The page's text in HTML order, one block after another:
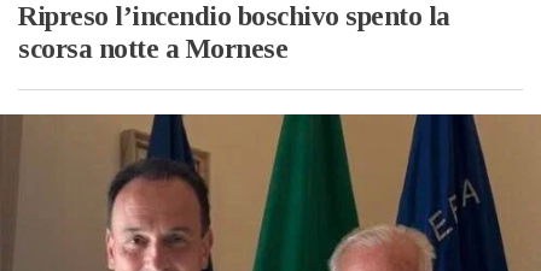
Ripreso l’incendio boschivo spento la
scorsa notte a Mornese